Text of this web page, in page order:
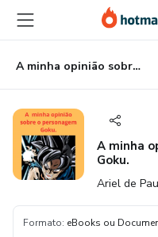
para
conteúdo
principal
para
pagamento
para
rodapé
A minha opinião sobre o personagem Goku.
A minha
Goku.
Ariel de
Formato: eBooks ou